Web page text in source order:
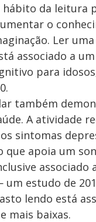
hábito da leitura
o
Ler
associado a
para
também
A atividade
sintomas
que apoia um
associado
um estudo de
lendo está
mais baixas.